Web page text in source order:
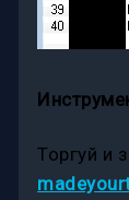
Торгуй и